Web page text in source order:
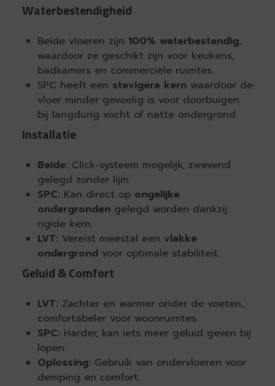
Waterbestendigheid
Beide vloeren zijn 100% waterbestendig,
waardoor ze geschikt zijn voor keukens,
badkamers en commerciële ruimtes.
SPC heeft een stevigere kernwaardoor de
vloer minder gevoelig is voor doorbuigen
bij langdurig vocht of natte ondergrond.
Installatie
Beide: Click-systeem mogelijk, zwevend
gelegd zonder lijm.
SPC: Kan direct op ongelijke
ondergrondengelegd worden dankzij
rigide kern.
LVT: Vereist meestal een vlakke
ondergrondvoor optimale stabiliteit.
Geluid & Comfort
LVT: Zachter en warmer onder de voeten,
comfortabeler voor woonruimtes.
SPC: Harder, kan iets meer geluid geven bij
lopen.
Oplossing: Gebruik van ondervloeren voor
demping en comfort.